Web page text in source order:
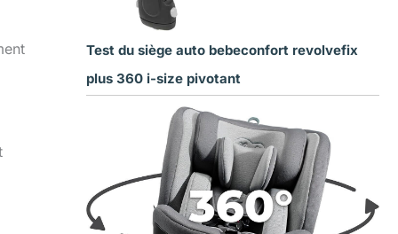
Test du siège auto bebeconfort revolvefix
plus 360 i-size pivotant